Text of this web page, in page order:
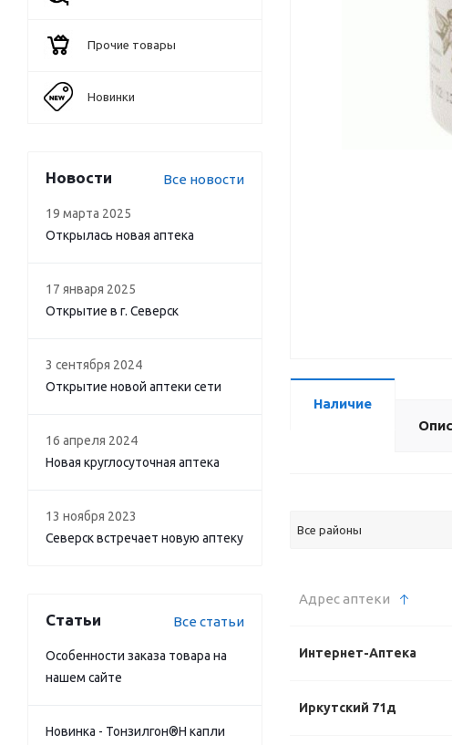
Наличие
Все районы
Адрес аптеки
Интернет-Аптека
Иркутский 71д
Прочие товары
Новинки
Новости Все новости
19 марта 2025
Открылась новая аптека
17 января 2025
Открытие в г. Северск
3 сентября 2024
Открытие новой аптеки сети
16 апреля 2024
Новая круглосуточная аптека
13 ноября 2023
Северск встречает новую аптеку
Статьи Все статьи
Особенности заказа товара на
нашем сайте
Новинка - Тонзилгон®Н капли